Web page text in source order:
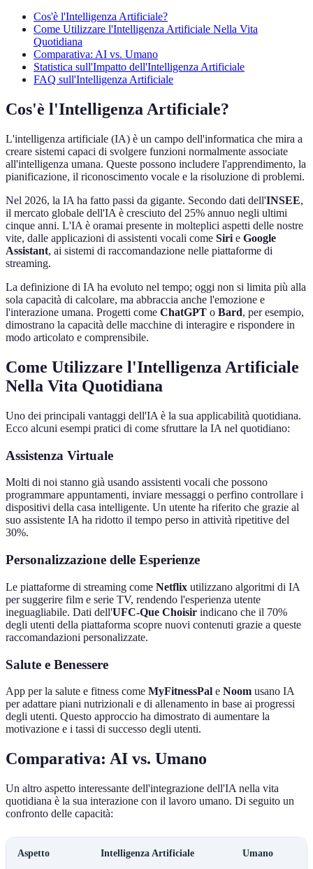
Cos'è l'Intelligenza Artificiale?
Come Utilizzare l'Intelligenza Artificiale Nella Vita
Quotidiana
Comparativa: AI vs. Umano
Statistica sull'Impatto dell'Intelligenza Artificiale
FAQ sull'Intelligenza Artificiale
Cos'è l'Intelligenza Artificiale?
L'intelligenza artificiale (IA) è un campo dell'informatica che mira a
creare sistemi capaci di svolgere funzioni normalmente associate
all'intelligenza umana. Queste possono includere l'apprendimento, la
pianificazione, il riconoscimento vocale e la risoluzione di problemi.
Nel 2026, la IA ha fatto passi da gigante. Secondo dati dell'INSEE,
il mercato globale dell'IA è cresciuto del 25% annuo negli ultimi
cinque anni. L'IA è oramai presente in molteplici aspetti delle nostre
vite, dalle applicazioni di assistenti vocali come Siri e Google
Assistant, ai sistemi di raccomandazione nelle piattaforme di
streaming.
La definizione di IA ha evoluto nel tempo; oggi non si limita più alla
sola capacità di calcolare, ma abbraccia anche l'emozione e
l'interazione umana. Progetti come ChatGPT o Bard, per esempio,
dimostrano la capacità delle macchine di interagire e rispondere in
modo articolato e comprensibile.
Come Utilizzare l'Intelligenza Artificiale
Nella Vita Quotidiana
Uno dei principali vantaggi dell'IA è la sua applicabilità quotidiana.
Ecco alcuni esempi pratici di come sfruttare la IA nel quotidiano:
Assistenza Virtuale
Molti di noi stanno già usando assistenti vocali che possono
programmare appuntamenti, inviare messaggi o perfino controllare i
dispositivi della casa intelligente. Un utente ha riferito che grazie al
suo assistente IA ha ridotto il tempo perso in attività ripetitive del
30%.
Personalizzazione delle Esperienze
Le piattaforme di streaming come Netflix utilizzano algoritmi di IA
per suggerire film e serie TV, rendendo l'esperienza utente
ineguagliabile. Dati dell'UFC-Que Choisir indicano che il 70%
degli utenti della piattaforma scopre nuovi contenuti grazie a queste
raccomandazioni personalizzate.
Salute e Benessere
App per la salute e fitness come MyFitnessPal e Noom usano IA
per adattare piani nutrizionali e di allenamento in base ai progressi
degli utenti. Questo approccio ha dimostrato di aumentare la
motivazione e i tassi di successo degli utenti.
Comparativa: AI vs. Umano
Un altro aspetto interessante dell'integrazione dell'IA nella vita
quotidiana è la sua interazione con il lavoro umano. Di seguito un
confronto delle capacità:
Aspetto Intelligenza Artificiale Umano